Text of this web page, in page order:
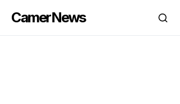
CamerNews